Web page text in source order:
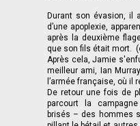
Durant son évasion, il
d’une apoplexie,
après la deuxième
que son fils était mort.
Après cela, Jamie
meilleur ami, Ian
l’armée française, où il
De retour une fois de
parcourt la
brisés – des hommes